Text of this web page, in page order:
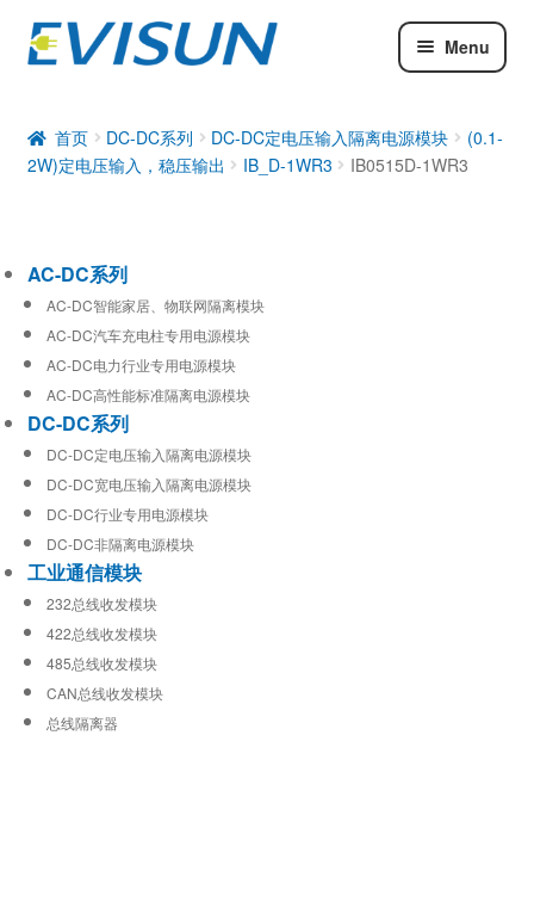
Menu
DC-DC系列
工业通信模块
首页 DC-DC系列 DC-DC定电压输入隔离电源模块
(0.1-
2W)定电压输入，稳压输出
IB_D-1WR3 IB0515D-1WR3
AC-DC系列
AC-DC智能家居、物联网隔离模块
AC-DC汽车充电柱专用电源模块
AC-DC电力行业专用电源模块
AC-DC高性能标准隔离电源模块
DC-DC系列
DC-DC定电压输入隔离电源模块
DC-DC宽电压输入隔离电源模块
DC-DC行业专用电源模块
DC-DC非隔离电源模块
工业通信模块
232总线收发模块
422总线收发模块
485总线收发模块
CAN总线收发模块
总线隔离器